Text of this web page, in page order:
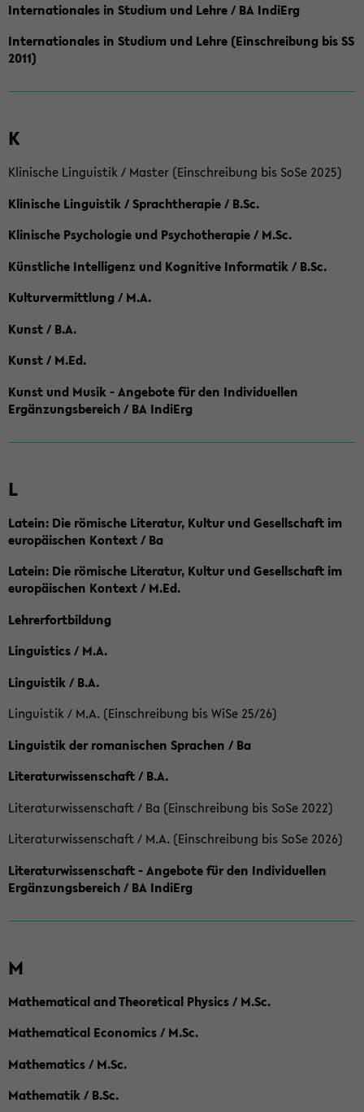
Internationales in Studium und Lehre / BA IndiErg
Internationales in Studium und Lehre (Einschreibung bis SS
2011)
K
Klinische Linguistik / Master (Einschreibung bis SoSe 2025)
Klinische Linguistik / Sprachtherapie / B.Sc.
Klinische Psychologie und Psychotherapie / M.Sc.
Künstliche Intelligenz und Kognitive Informatik / B.Sc.
Kulturvermittlung / M.A.
Kunst / B.A.
Kunst / M.Ed.
Kunst und Musik - Angebote für den Individuellen
Ergänzungsbereich / BA IndiErg
L
Latein: Die römische Literatur, Kultur und Gesellschaft im
europäischen Kontext / Ba
Latein: Die römische Literatur, Kultur und Gesellschaft im
europäischen Kontext / M.Ed.
Lehrerfortbildung
Linguistics / M.A.
Linguistik / B.A.
Linguistik / M.A. (Einschreibung bis WiSe 25/26)
Linguistik der romanischen Sprachen / Ba
Literaturwissenschaft / B.A.
Literaturwissenschaft / Ba (Einschreibung bis SoSe 2022)
Literaturwissenschaft / M.A. (Einschreibung bis SoSe 2026)
Literaturwissenschaft - Angebote für den Individuellen
Ergänzungsbereich / BA IndiErg
M
Mathematical and Theoretical Physics / M.Sc.
Mathematical Economics / M.Sc.
Mathematics / M.Sc.
Mathematik / B.Sc.